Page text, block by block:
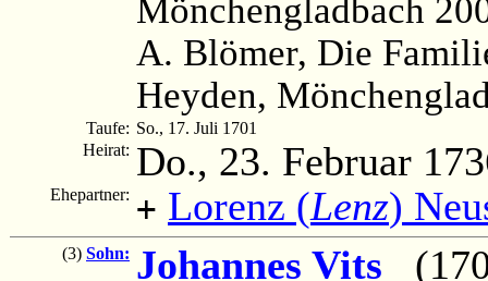
Mönchengladbach
A. Blömer, Die
Heyden,
Taufe: So., 17. Juli 1701
Heirat: Do., 23. Februar
Ehepartner: + Lorenz (Lenz)
(3) Sohn: Johannes Vits